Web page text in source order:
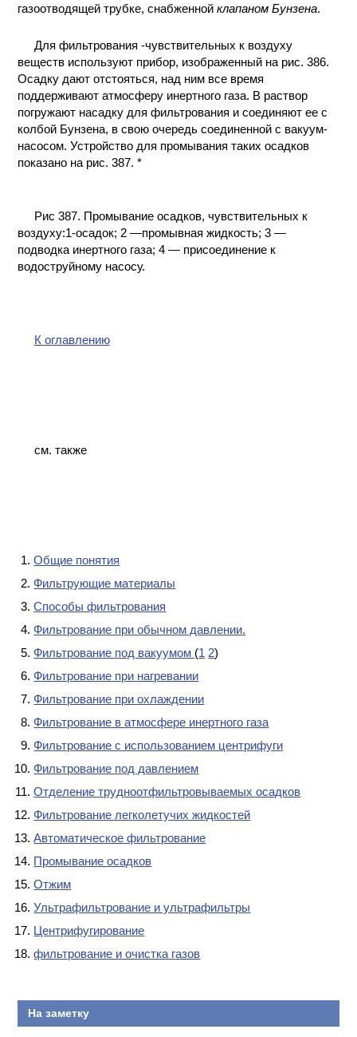
газоотводящей трубке, снабженнойклапаном Бунзена.
Для фильтрования -чувствительных к воздуху
веществ используют прибор, изображенный на рис. 386.
Осадку дают отстояться, над ним все время
поддерживают атмосферу инертного газа. В раствор
погружают насадку для фильтрования и соединяют ее с
колбой Бунзена, в свою очередь соединенной с вакуум-
насосом. Устройство для промывания таких осадков
показано на рис. 387. *
Рис 387. Промывание осадков, чувствительных к
воздуху:1-осадок; 2 —промывная жидкость; 3 —
подводка инертного газа; 4 — присоединение к
водоструйному насосу.
К оглавлению
см. также
Общие понятия
Фильтрующие материалы
Способы фильтрования
Фильтрование при обычном давлении.
Фильтрование под вакуумом (1 2)
Фильтрование при нагревании
Фильтрование при охлаждении
Фильтрование в атмосфере инертного газа
Фильтрование с использованием центрифуги
Фильтрование под давлением
Отделение трудноотфильтровываемых осадков
Фильтрование легколетучих жидкостей
Автоматическое фильтрование
Промывание осадков
Отжим
Ультрафильтрование и ультрафильтры
Центрифугирование
фильтрование и очистка газов
На заметку